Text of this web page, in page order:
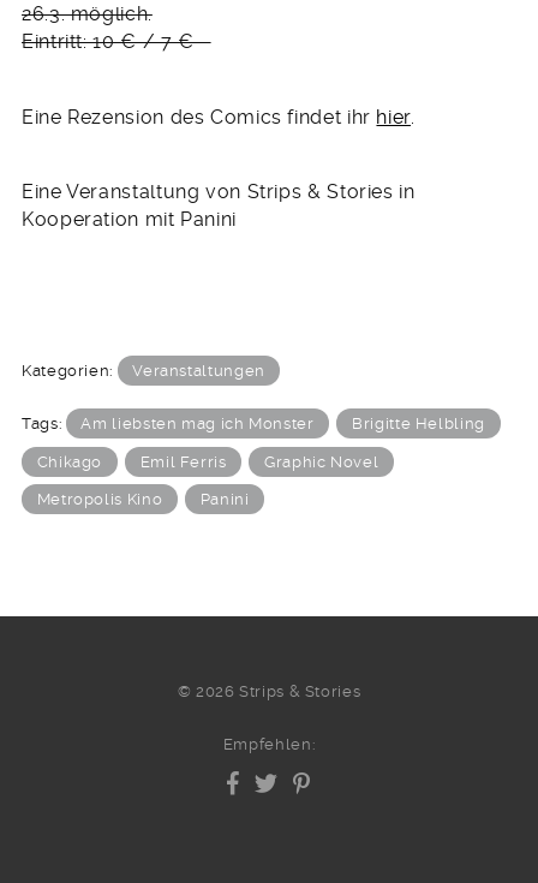
26.3. möglich.
Eintritt: 10 € / 7 €
Eine Rezension des Comics findet ihr hier
Eine Veranstaltung von Strips & Stories in
Kooperation mit Panini
Kategorien: Veranstaltungen
Tags: Am liebsten mag ich Monster Brigitte Helbling
Chikago Emil Ferris Graphic Novel
Metropolis Kino Panini
© 2026 Strips & Stories
Empfehlen: